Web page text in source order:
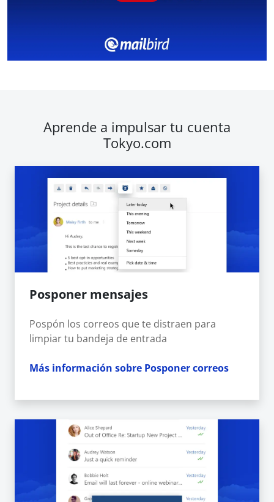
Aprende a impulsar tu cuenta
Tokyo.com
Posponer mensajes
Pospón los correos que te distraen para
limpiar tu bandeja de entrada
Más información sobre Posponer correos